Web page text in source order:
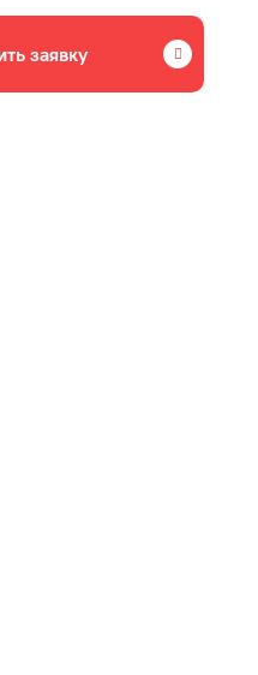
заявку